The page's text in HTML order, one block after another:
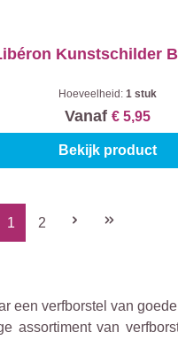
Kunstschilder
Hoeveelheid: 1 stuk
Vanaf € 5,95
Bekijk product
Pagina
1
Pagina
2
een verfborstel van
assortiment van